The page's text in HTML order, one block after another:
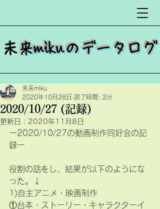
​未来mikuのデータログ
2020/10/27 (記録)
未来miku
2020年10月28日 読了時間: 2分
更新日： 2020年11月8日
ー2020/10/27の動画制作同好会の記
録ー
役割の話をし、結果が以下のようにな
った。↓
1)自主アニメ・映画制作
①台本・ストーリー・キャラクターイ